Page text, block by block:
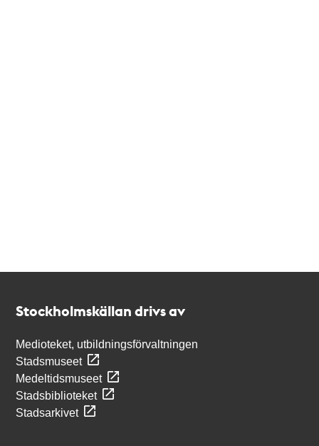
Stockholmskällan drivs av
Medioteket, utbildningsförvaltningen
Stadsmuseet
Medeltidsmuseet
Stadsbiblioteket
Stadsarkivet